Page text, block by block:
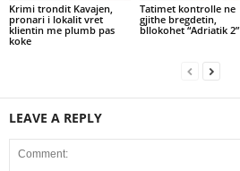
Krimi trondit Kavajen,
pronari i lokalit vret
klientin me plumb pas
koke
Tatimet kontrolle ne
gjithe bregdetin,
bllokohet “Adriatik 2”
LEAVE A REPLY